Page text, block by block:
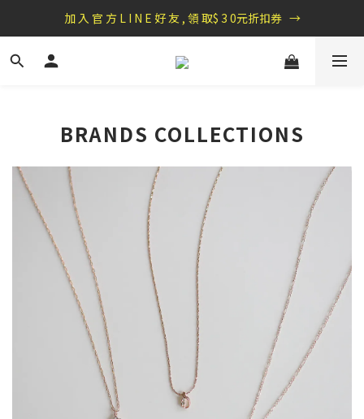
盛夏祭典：全館滿1000折100，滿2000贈『自粘式多功能包巾』
加 入 官 方 L I N E 好 友 , 領 取$ 3 0元折扣券   →
盛夏祭典：全館滿1000折100，滿2000贈『自粘式多功能包巾』
BRANDS COLLECTIONS